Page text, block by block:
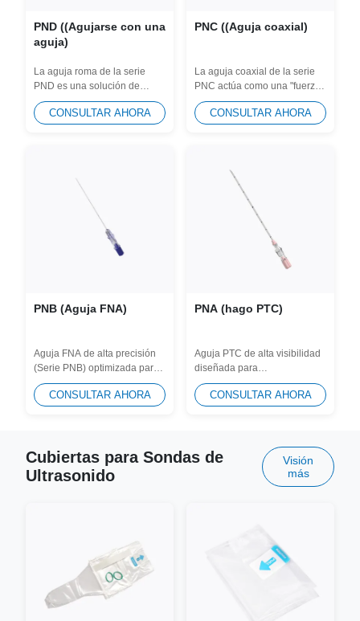
PND ((Agujarse con una
aguja)
La aguja roma de la serie
PND es una solución de
seguridad especializada para
aspirar quistes y...
CONSULTAR AHORA
PNC ((Aguja coaxial)
La aguja coaxial de la serie
PNC actúa como una "fuerza
guía" confiable para los...
CONSULTAR AHORA
PNB (Aguja FNA)
Aguja FNA de alta precisión
(Serie PNB) optimizada para
citología de tiroides y
órganos...
CONSULTAR AHORA
PNA (hago PTC)
Aguja PTC de alta visibilidad
diseñada para
procedimientos
intervencionistas con
CONSULTAR AHORA
Cubiertas para Sondas de
Ultrasonido
Visión
más